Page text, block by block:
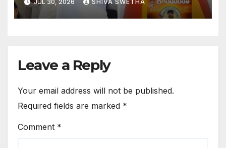
JUL 30, 2026 SHIVA SWETHA
Leave a Reply
Your email address will not be published.
Required fields are marked *
Comment *